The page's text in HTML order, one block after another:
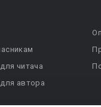
читача
автора